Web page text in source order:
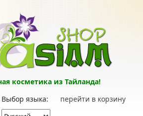
косметика из Тайланда!
перейти в корзину
Выбор языка: